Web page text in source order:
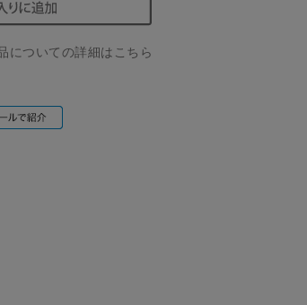
についての詳細はこちら